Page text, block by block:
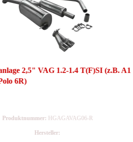
2,5" VAG 1.2-1.4 T(F)SI (z.B. A1
6R)
Produktnummer: HGAGAVAG06-R
Hersteller: